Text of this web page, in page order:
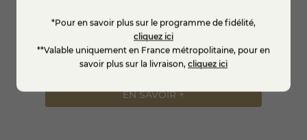
AOC
12,50 €
EN SAVOIR +
*Pour en savoir plus sur le programme de fidélité,
cliquez ici
**Valable uniquement en France métropolitaine, pour en
savoir plus sur la livraison, cliquez ici